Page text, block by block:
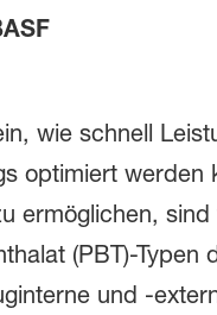
wie schnell
optimiert werden
ermöglichen,
(PBT)-Typen
und -